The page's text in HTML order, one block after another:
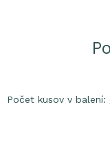
Počet kusov v